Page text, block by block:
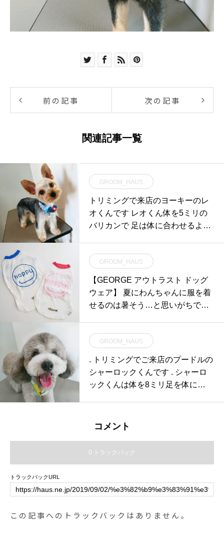
前の記事 次の記事
関連記事一覧
GROOM_HAUS
トリミングで来店のヨーキーのレ
オくんです レオくん体を5ミリの
バリカンで 足は体に合わせるよう
GROOM_HAUS
【GEORGE アウトラスト ドッグ
ウェア】 夏にわんちゃんに服を着
せるのは暑そう…と思いがちです
GROOM_HAUS
. トリミングでご来店のプードルの
シャーロックくんです . シャーロ
ックくんは体を8ミリ足を体に合
コメント
0 トラックバック
トラックバックURL
この記事へのトラックバックはありません。